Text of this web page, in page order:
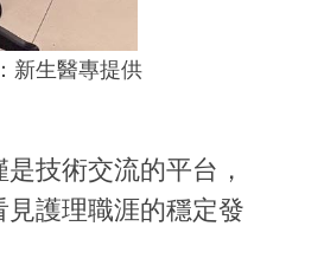
新生醫專提供
技術交流的平台，
護理職涯的穩定發